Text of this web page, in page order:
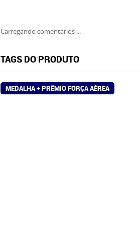
Carregando comentários ...
TAGS DO PRODUTO
MEDALHA + PRÊMIO FORÇA AÉREA